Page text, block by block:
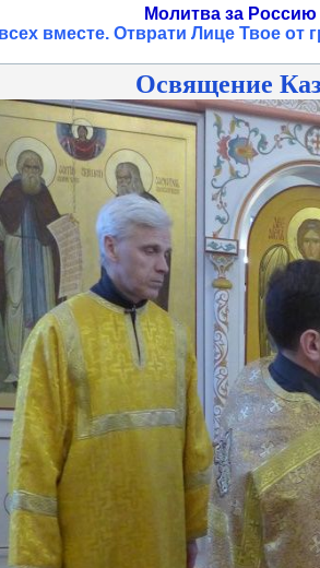
Молитва за
вместе. Отврати Лице Твое от
Освящение